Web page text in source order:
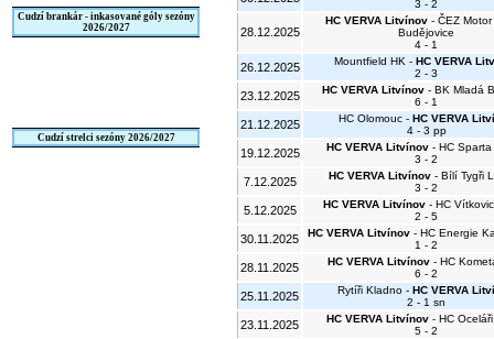
Cudzí brankár - inkasované góly sezóny
2026/2027
Cudzí strelci sezóny 2026/2027
3 - 2
28.12.2025
HC VERVA Litvínov - ČEZ
Budějovice
4 - 1
26.12.2025 Mountfield HK - HC VERVA
2 - 3
23.12.2025 HC VERVA Litvínov - BK Mladá
6 - 1
21.12.2025 HC Olomouc - HC VERVA
4 - 3 pp
19.12.2025 HC VERVA Litvínov - HC
3 - 2
7.12.2025 HC VERVA Litvínov- Bílí Tygři
3 - 2
5.12.2025 HC VERVA Litvínov- HC
2 - 5
30.11.2025 HC VERVA Litvínov - HC Energie
1 - 2
28.11.2025 HC VERVA Litvínov- HC
6 - 2
25.11.2025 Rytíři Kladno - HC VERVA
2 - 1 sn
23.11.2025 HC VERVA Litvínov- HC Oceláři
5 - 2